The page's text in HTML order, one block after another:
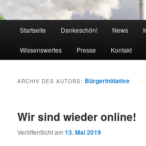
Startseite Dankeschön! News
Wissenswertes Presse Kontakt
ARCHIV DES AUTORS: Bürgerinitiative
Wir sind wieder online!
Veröffentlicht am13. Mai 2019